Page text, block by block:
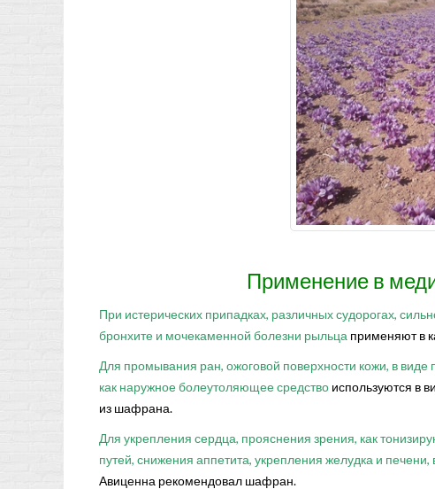
Применение в
При истерических припадках, различных судорогах,
бронхите и мочекаменной болезни рыльца применяют в
Для промывания ран, ожоговой поверхности кожи, в виде
как наружное болеутоляющее средство используются в
из шафрана.
Для укрепления сердца, прояснения зрения, как
путей, снижения аппетита, укрепления желудка и
Авиценна рекомендовал шафран.